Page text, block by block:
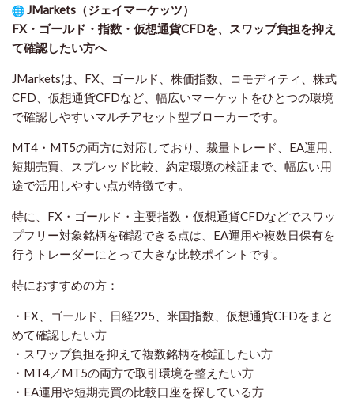
JMarkets（ジェイマーケッツ）
FX・ゴールド・指数・仮想通貨CFDを、スワップ負担を抑え
て確認したい方へ
JMarketsは、FX、ゴールド、株価指数、コモディティ、株式
CFD、仮想通貨CFDなど、幅広いマーケットをひとつの環境
で確認しやすいマルチアセット型ブローカーです。
MT4・MT5の両方に対応しており、裁量トレード、EA運用、
短期売買、スプレッド比較、約定環境の検証まで、幅広い用
途で活用しやすい点が特徴です。
特に、FX・ゴールド・主要指数・仮想通貨CFDなどでスワッ
プフリー対象銘柄を確認できる点は、EA運用や複数日保有を
行うトレーダーにとって大きな比較ポイントです。
特におすすめの方：
・FX、ゴールド、日経225、米国指数、仮想通貨CFDをまと
めて確認したい方
・スワップ負担を抑えて複数銘柄を検証したい方
・MT4／MT5の両方で取引環境を整えたい方
・EA運用や短期売買の比較口座を探している方